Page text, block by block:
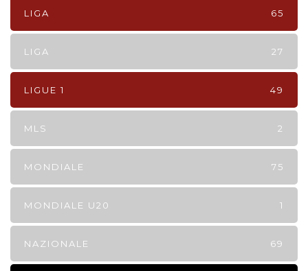
LIGA 65
LIGA 27
LIGUE 1 49
MLS 2
MONDIALE 75
MONDIALE U20 1
NAZIONALE 69